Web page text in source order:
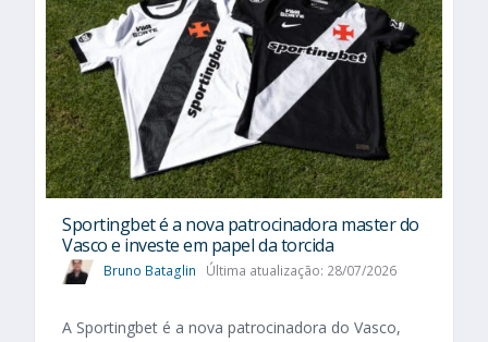
Sportingbet é a nova patrocinadora master do
Vasco e investe em papel da torcida
Bruno Bataglin Última atualização: 28/07/2026
A Sportingbet é a nova patrocinadora do Vasco,